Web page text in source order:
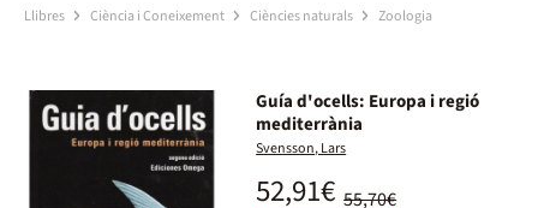
Llibres Ciència i Coneixement Ciències naturals Zoologia
Guía d'ocells: Europa i regió
mediterrània
Svensson, Lars
55,70€
52,91€